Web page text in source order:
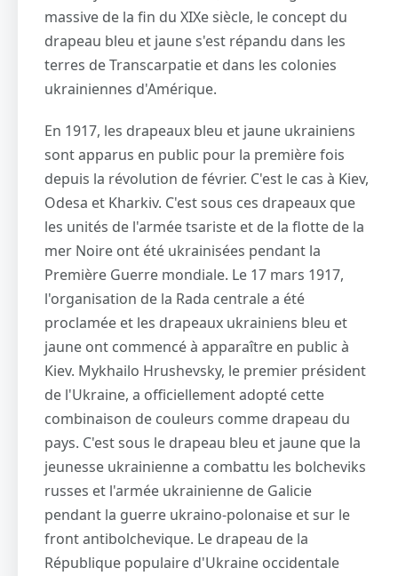
massive de la fin du XIXe siècle, le concept du
drapeau bleu et jaune s'est répandu dans les
terres de Transcarpatie et dans les colonies
ukrainiennes d'Amérique.
En 1917, les drapeaux bleu et jaune ukrainiens
sont apparus en public pour la première fois
depuis la révolution de février. C'est le cas à Kiev,
Odesa et Kharkiv. C'est sous ces drapeaux que
les unités de l'armée tsariste et de la flotte de la
mer Noire ont été ukrainisées pendant la
Première Guerre mondiale. Le 17 mars 1917,
l'organisation de la Rada centrale a été
proclamée et les drapeaux ukrainiens bleu et
jaune ont commencé à apparaître en public à
Kiev. Mykhailo Hrushevsky, le premier président
de l'Ukraine, a officiellement adopté cette
combinaison de couleurs comme drapeau du
pays. C'est sous le drapeau bleu et jaune que la
jeunesse ukrainienne a combattu les bolcheviks
russes et l'armée ukrainienne de Galicie
pendant la guerre ukraino-polonaise et sur le
front antibolchevique. Le drapeau de la
République populaire d'Ukraine occidentale